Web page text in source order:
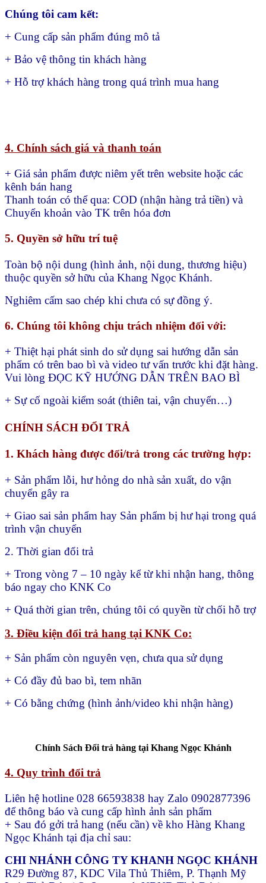
Chúng tôi cam kết:
+ Cung cấp sản phẩm đúng mô tả
+ Bảo vệ thông tin khách hàng
+ Hỗ trợ khách hàng trong quá trình mua hang
4. Chính sách giá và thanh toán
+ Giá sản phẩm được niêm yết trên website hoặc các
kênh bán hang
Thanh toán có thể qua: COD (nhận hàng trả tiền) và
Chuyển khoản vào TK trên hóa đơn
5. Quyền sở hữu trí tuệ
Toàn bộ nội dung (hình ảnh, nội dung, thương hiệu)
thuộc quyền sở hữu của Khang Ngọc Khánh.
Nghiêm cấm sao chép khi chưa có sự đồng ý.
6. Chúng tôi không chịu trách nhiệm đối với:
+ Thiệt hại phát sinh do sử dụng sai hướng dẫn sản
phẩm có trên bao bì và video tư vấn trước khi đặt hàng.
Vui lòng ĐỌC KỸ HƯỚNG DẪN TRÊN BAO BÌ
+ Sự cố ngoài kiểm soát (thiên tai, vận chuyển…)
CHÍNH SÁCH ĐỔI TRẢ
1. Khách hàng được đổi/trả trong các trường hợp:
+ Sản phẩm lỗi, hư hỏng do nhà sản xuất, do vận
chuyển gây ra
+ Giao sai sản phẩm hay Sản phẩm bị hư hại trong quá
trình vận chuyển
2. Thời gian đổi trả
+ Trong vòng 7 – 10 ngày kể từ khi nhận hang, thông
báo ngay cho KNK Co
+ Quá thời gian trên, chúng tôi có quyền từ chối hỗ trợ
3. Điều kiện đổi trả hang tại KNK Co:
+ Sản phẩm còn nguyên vẹn, chưa qua sử dụng
+ Có đầy đủ bao bì, tem nhãn
+ Có bằng chứng (hình ảnh/video khi nhận hàng)
Chính Sách Đổi trả hàng tại Khang Ngọc Khánh
4. Quy trình đổi trả
Liên hệ hotline 028 66593838 hay Zalo 0902877396
để thông báo và cung cấp hình ảnh sản phẩm
+ Sau đó gởi trả hang (nếu cần) về kho Hàng Khang
Ngọc Khánh tại địa chỉ sau:
CHI NHÁNH CÔNG TY KHANH NGỌC KHÁNH
R29 Đường 87, KDC Vila Thủ Thiêm, P. Thạnh Mỹ